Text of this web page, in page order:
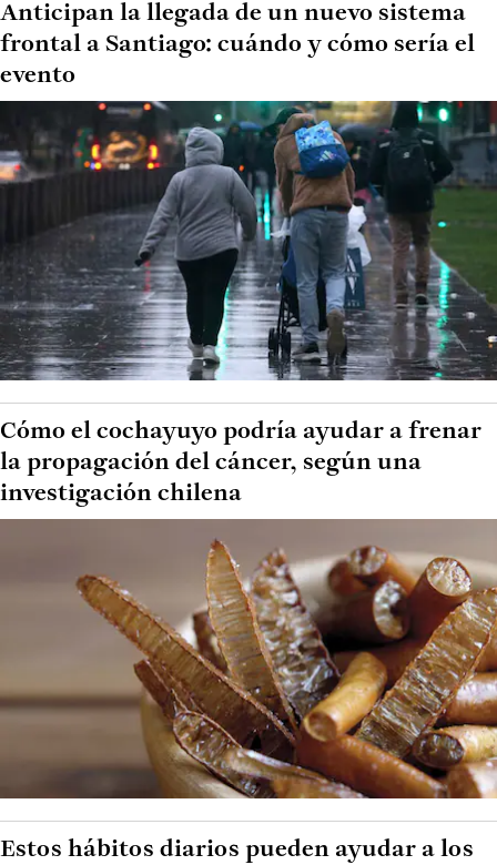
Anticipan la llegada de un nuevo sistema
frontal a Santiago: cuándo y cómo sería el
evento
Cómo el cochayuyo podría ayudar a frenar
la propagación del cáncer, según una
investigación chilena
Estos hábitos diarios pueden ayudar a los